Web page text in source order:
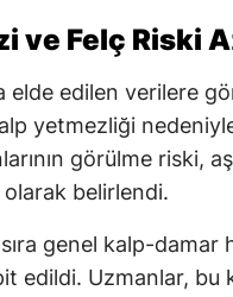
ve Felç Riski
elde edilen verilere
yetmezliği
görülme riski,
belirlendi.
genel kalp-damar
edildi. Uzmanlar,